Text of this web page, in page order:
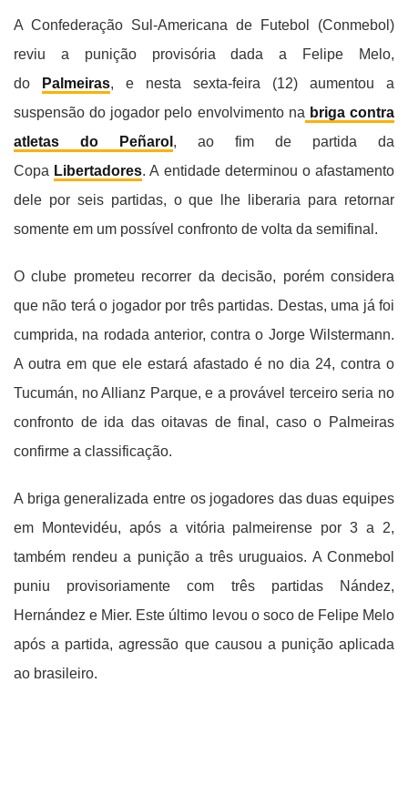
A Confederação Sul-Americana de Futebol (Conmebol)
reviu a punição provisória dada a Felipe Melo,
do
Palmeiras, e nesta sexta-feira (12) aumentou a
suspensão do jogador pelo envolvimento na briga contra
atletas do Peñarol , ao fim de partida da
Copa Libertadores. A entidade determinou o afastamento
dele por seis partidas, o que lhe liberaria para retornar
somente em um possível confronto de volta da semifinal.
O clube prometeu recorrer da decisão, porém considera
que não terá o jogador por três partidas. Destas, uma já foi
cumprida, na rodada anterior, contra o Jorge Wilstermann.
A outra em que ele estará afastado é no dia 24, contra o
Tucumán, no Allianz Parque, e a provável terceiro seria no
confronto de ida das oitavas de final, caso o Palmeiras
confirme a classificação.
A briga generalizada entre os jogadores das duas equipes
em Montevidéu, após a vitória palmeirense por 3 a 2,
também rendeu a punição a três uruguaios. A Conmebol
puniu provisoriamente com três partidas Nández,
Hernández e Mier. Este último levou o soco de Felipe Melo
após a partida, agressão que causou a punição aplicada
ao brasileiro.